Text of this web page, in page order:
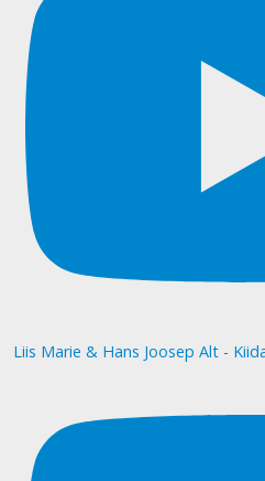
Liis Marie & Hans Joosep Alt -